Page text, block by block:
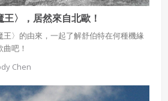
〉，居然來自北歐！
〉的由來，一起了解舒伯特在何種機緣
吧！
Chen